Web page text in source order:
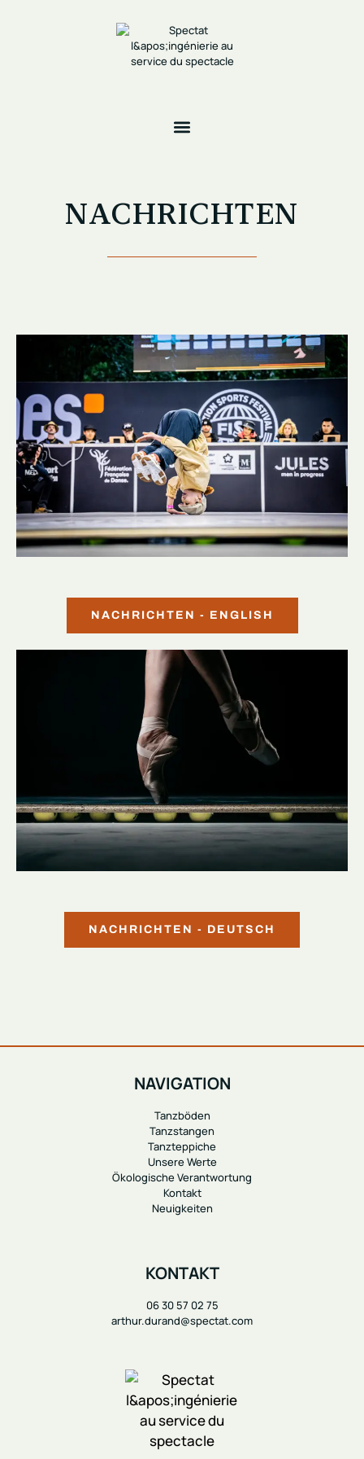
NACHRICHTEN
NACHRICHTEN - ENGLISH
NACHRICHTEN - DEUTSCH
NAVIGATION
Tanzböden
Tanzstangen
Tanzteppiche
Unsere Werte
Ökologische Verantwortung
Kontakt
Neuigkeiten
KONTAKT
06 30 57 02 75
arthur.durand@spectat.com